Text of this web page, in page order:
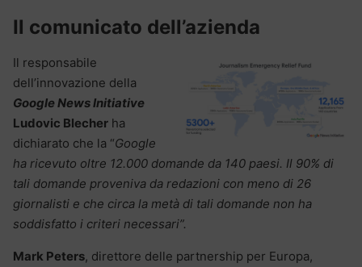
Il comunicato dell’azienda
Il responsabile
dell’innovazione della
Google News Initiative
Ludovic Blecher ha
dichiarato che la “Google
ha ricevuto oltre 12.000 domande da 140 paesi. Il 90% di
tali domande proveniva da redazioni con meno di 26
giornalisti e che circa la metà di tali domande non ha
soddisfatto i criteri necessari”.
Mark Peters, direttore delle partnership per Europa,